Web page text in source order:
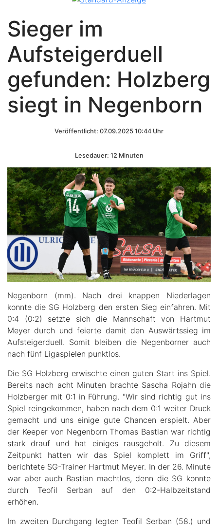
Sieger im
Aufsteigerduell
gefunden: Holzberg
siegt in Negenborn
Veröffentlicht: 07.09.2025 10:44 Uhr
Lesedauer: 12 Minuten
Negenborn (mm). Nach drei knappen Niederlagen
konnte die SG Holzberg den ersten Sieg einfahren. Mit
0:4 (0:2) setzte sich die Mannschaft von Hartmut
Meyer durch und feierte damit den Auswärtssieg im
Aufsteigerduell. Somit bleiben die Negenborner auch
nach fünf Ligaspielen punktlos.
Die SG Holzberg erwischte einen guten Start ins Spiel.
Bereits nach acht Minuten brachte Sascha Rojahn die
Holzberger mit 0:1 in Führung. "Wir sind richtig gut ins
Spiel reingekommen, haben nach dem 0:1 weiter Druck
gemacht und uns einige gute Chancen erspielt. Aber
der Keeper von Negenborn Thomas Bastian war richtig
stark drauf und hat einiges rausgeholt. Zu diesem
Zeitpunkt hatten wir das Spiel komplett im Griff",
berichtete SG-Trainer Hartmut Meyer. In der 26. Minute
war aber auch Bastian machtlos, denn die SG konnte
durch Teofil Serban auf den 0:2-Halbzeitstand
erhöhen.
Im zweiten Durchgang legten Teofil Serban (58.) und